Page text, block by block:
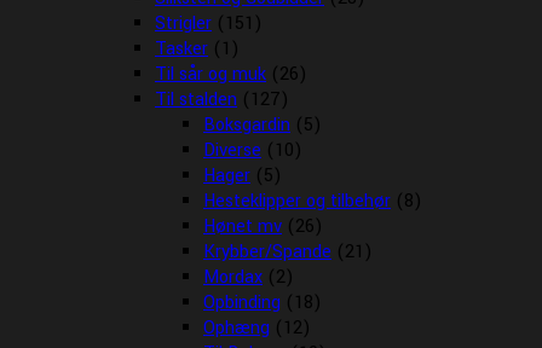
Strigler (151)
Tasker (1)
Til sår og muk (26)
Til stalden (127)
Boksgardin (5)
Diverse (10)
Hager (5)
Hesteklipper og tilbehør (8)
Hønet mv (26)
Krybber/Spande (21)
Mordax (2)
Opbinding (18)
Ophæng (12)